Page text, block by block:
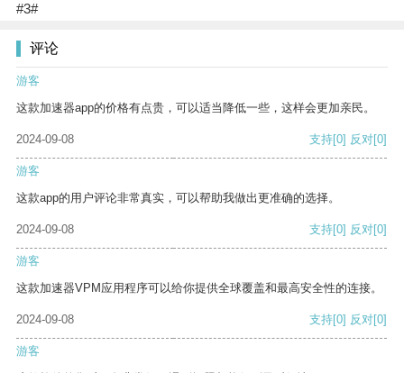
#3#
评论
游客
这款加速器app的价格有点贵，可以适当降低一些，这样会更加亲民。
2024-09-08 支持[0] 反对[0]
游客
这款app的用户评论非常真实，可以帮助我做出更准确的选择。
2024-09-08 支持[0] 反对[0]
游客
这款加速器VPM应用程序可以给你提供全球覆盖和最高安全性的连接。
2024-09-08 支持[0] 反对[0]
游客